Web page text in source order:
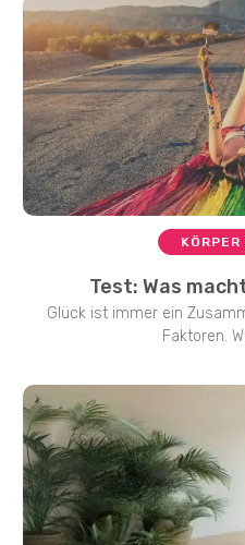
Test: Was
Glück ist immer ein
Faktoren.